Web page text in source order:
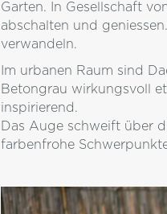
Garten. In Gesellschaft
abschalten und
verwandeln.
Im urbanen Raum sind
Betongrau wirkungsvoll
inspirierend.
Das Auge schweift über
farbenfrohe